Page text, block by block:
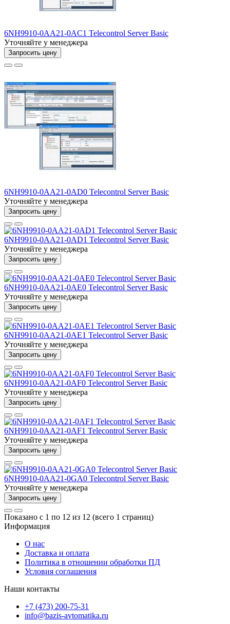
6NH9910-0AA21-0AC1 Telecontrol Server Basic
Уточняйте у менеджера
Запросить цену
6NH9910-0AA21-0AD0 Telecontrol Server Basic
Уточняйте у менеджера
Запросить цену
6NH9910-0AA21-0AD1 Telecontrol Server Basic
Уточняйте у менеджера
Запросить цену
6NH9910-0AA21-0AE0 Telecontrol Server Basic
Уточняйте у менеджера
Запросить цену
6NH9910-0AA21-0AE1 Telecontrol Server Basic
Уточняйте у менеджера
Запросить цену
6NH9910-0AA21-0AF0 Telecontrol Server Basic
Уточняйте у менеджера
Запросить цену
6NH9910-0AA21-0AF1 Telecontrol Server Basic
Уточняйте у менеджера
Запросить цену
6NH9910-0AA21-0GA0 Telecontrol Server Basic
Уточняйте у менеджера
Запросить цену
Показано с 1 по 12 из 12 (всего 1 страниц)
Информация
О нас
Доставка и оплата
Политика в отношении обработки ПД
Условия соглашения
Наши контакты
+7 (473) 200-75-31
info@bazis-avtomatika.ru